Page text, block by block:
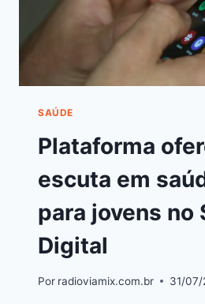
SAÚDE
Plataforma
escuta em
para jovens no
Digital
Por radioviamix.com.br 31/